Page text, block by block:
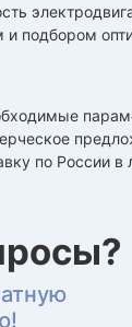
подбором
по России в